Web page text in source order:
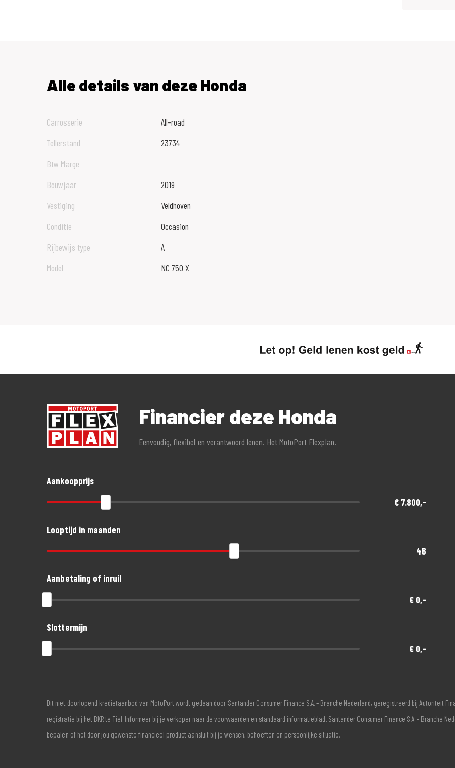
Alle details van deze Honda
Carrosserie
All-road
Tellerstand
23734
Btw Marge
Bouwjaar
2019
Vestiging
Veldhoven
Conditie
Occasion
Rijbewijs type
A
Model
NC 750 X
Financier deze Honda
Eenvoudig, flexibel en verantwoord lenen. Het MotoPort Flexplan.
Aankoopprijs
€ 7.800,-
Looptijd in maanden
48
Aanbetaling of inruil
€ 0,-
Slottermijn
€ 0,-
Dit niet doorlopend kredietaanbod van MotoPort wordt gedaan door Santander Consumer Finance S.A. – Branche Nederland, geregistreerd bij Autoriteit
registratie bij het BKR te Tiel. Informeer bij je verkoper naar de voorwaarden en standaard informatieblad. Santander Consumer Finance S.A. – Branche
bepalen of het door jou gewenste financieel product aansluit bij je wensen, behoeften en persoonlijke situatie.